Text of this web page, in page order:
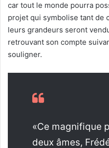
car tout le monde pourra
projet qui symbolise tant de
leurs grandeurs seront
retrouvant son compte
souligner.
«Ce magnifique
deux âmes,